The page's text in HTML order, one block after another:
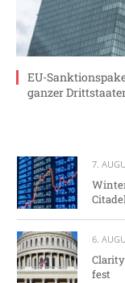
EU-
ganzer
7.
6.
fest